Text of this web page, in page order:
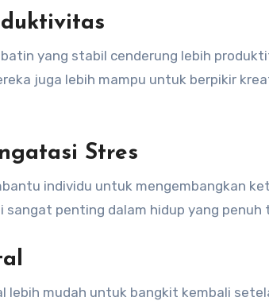
yang stabil cenderung lebih
juga lebih mampu untuk berpikir
Stres
individu untuk mengembangkan
sangat penting dalam hidup yang penuh
lebih mudah untuk bangkit kembali